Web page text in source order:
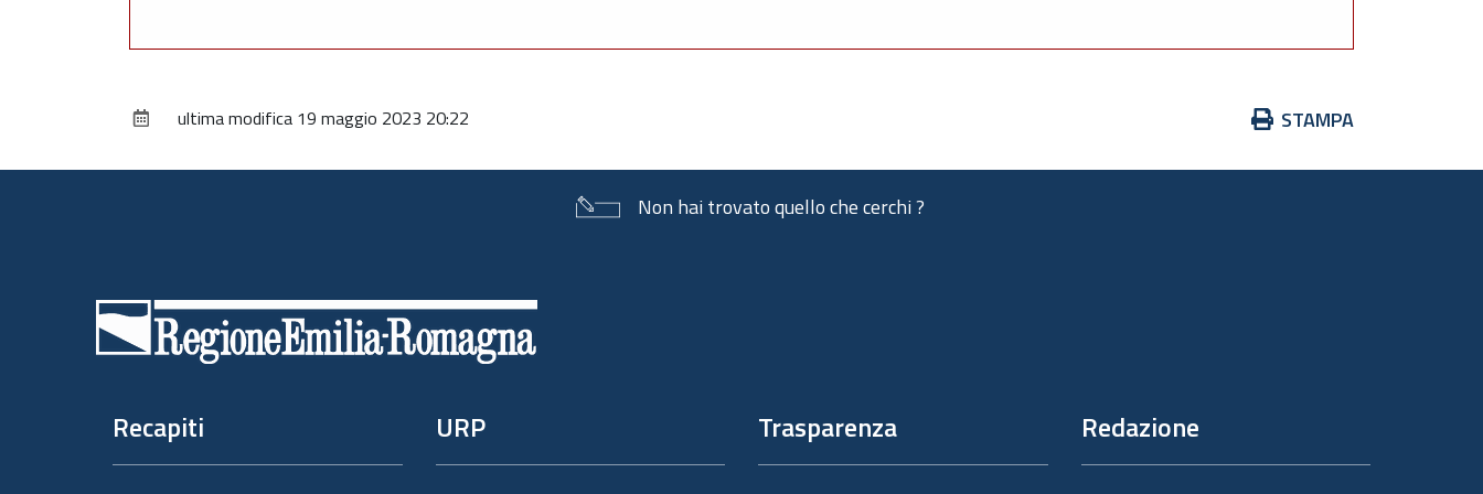
Azioni
documento
STAMPA
ultima modifica 19 maggio 2023 20:22
Non hai trovato quello che cerchi ?
Recapiti URP Trasparenza Redazione